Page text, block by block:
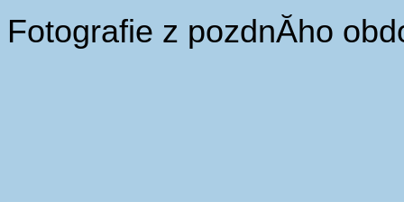
Fotografie z pozdnĂ­ho